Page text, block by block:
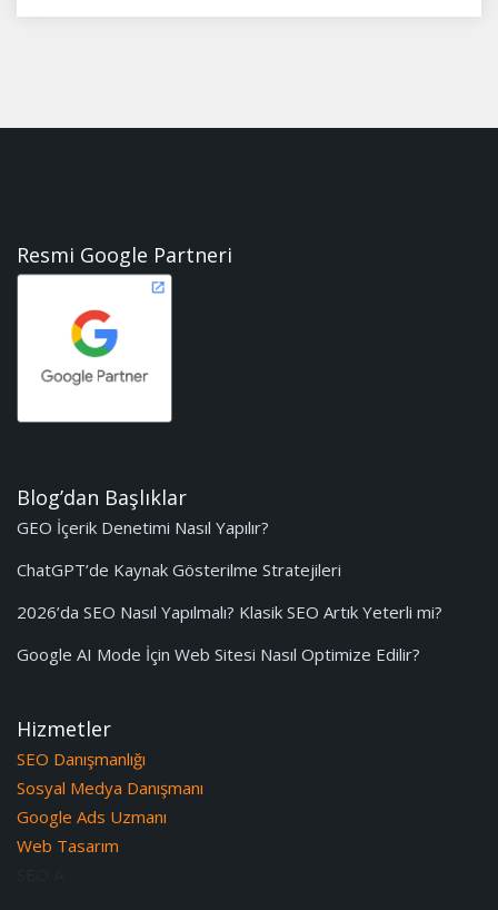
Resmi Google Partneri
Blog’dan Başlıklar
GEO İçerik Denetimi Nasıl Yapılır?
ChatGPT’de Kaynak Gösterilme Stratejileri
2026’da SEO Nasıl Yapılmalı? Klasik SEO Artık Yeterli mi?
Google AI Mode İçin Web Sitesi Nasıl Optimize Edilir?
Hizmetler
SEO Danışmanlığı
Sosyal Medya Danışmanı
Google Ads Uzmanı
Web Tasarım